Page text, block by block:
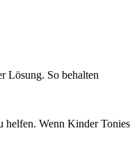
Lösung. So behalten
helfen. Wenn Kinder Tonies